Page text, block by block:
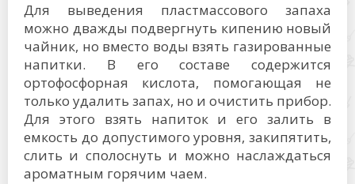
Для выведения пластмассового запаха
можно дважды подвергнуть кипению новый
чайник, но вместо воды взять газированные
напитки. В его составе содержится
ортофосфорная кислота, помогающая не
только удалить запах, но и очистить прибор.
Для этого взять напиток и его залить в
емкость до допустимого уровня, закипятить,
слить и сполоснуть и можно наслаждаться
ароматным горячим чаем.